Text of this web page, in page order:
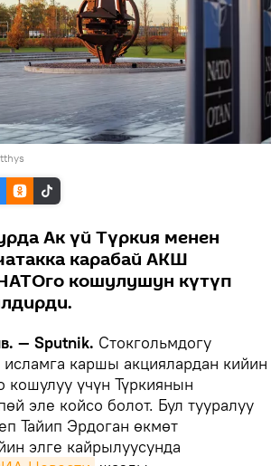
Ак үй Түркия менен
карабай АКШ
кошулушун күтүп
— Sputnik. Стокгольмдогу
исламга каршы акциялардан кийин
үчүн Түркиянын
эле койсо болот. Бул тууралуу
Тайип Эрдоган өкмөт
элге кайрылуусунда